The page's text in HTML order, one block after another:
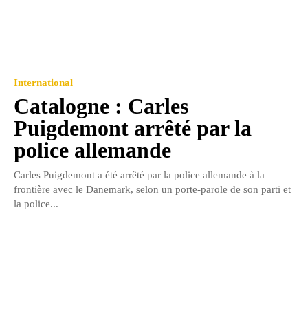
International
Catalogne : Carles
Puigdemont arrêté par la
police allemande
Carles Puigdemont a été arrêté par la police allemande à la
frontière avec le Danemark, selon un porte-parole de son parti et
la police...